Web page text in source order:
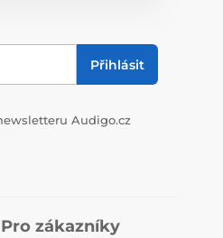
Přihlásit
Audigo.cz
Pro zákazníky